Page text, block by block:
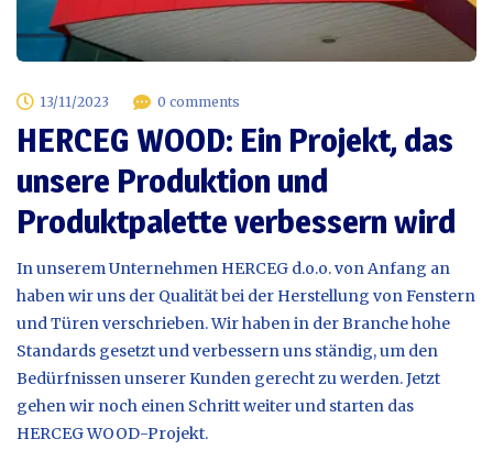
13/11/2023 0 comments
HERCEG WOOD: Ein Projekt, das
unsere Produktion und
Produktpalette verbessern wird
In unserem Unternehmen HERCEG d.o.o. von Anfang an
haben wir uns der Qualität bei der Herstellung von Fenstern
und Türen verschrieben. Wir haben in der Branche hohe
Standards gesetzt und verbessern uns ständig, um den
Bedürfnissen unserer Kunden gerecht zu werden. Jetzt
gehen wir noch einen Schritt weiter und starten das
HERCEG WOOD-Projekt.